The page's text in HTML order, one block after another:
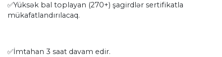
✅Yüksək bal toplayan (270+) şagirdlər sertifikatla
mükafatlandırılacaq.
✅İmtahan 3 saat davam edir.